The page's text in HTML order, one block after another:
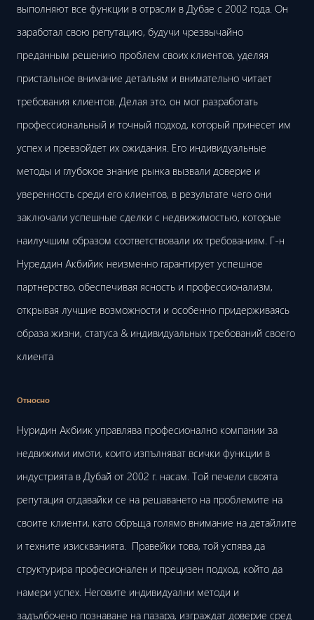
выполняют все функции в отрасли в Дубае с 2002 года. Он
заработал свою репутацию, будучи чрезвычайно
преданным решению проблем своих клиентов, уделяя
пристальное внимание детальям и внимательно читает
требования клиентов. Делая это, он мог разработать
профессиональный и точный подход, который принесет им
успех и превзойдет их ожидания. Его индивидуальные
методы и глубокое знание рынка вызвали доверие и
уверенность среди его клиентов, в результате чего они
заключали успешные сделки с недвижимостью, которые
наилучшим образом соответствовали их требованиям. Г-н
Нуреддин Акбийик неизменно гарантирует успешное
партнерство, обеспечивая ясность и профессионализм,
открывая лучшие возможности и особенно придерживаясь
образа жизни, статуса & индивидуальных требований своего
клиента
Относно
Нуридин Акбиик управлява професионално компании за
недвижими имоти, които изпълняват всички функции в
индустрията в Дубай от 2002 г. насам. Той печели своята
репутация отдавайки се на решаването на проблемите на
своите клиенти, като обръща голямо внимание на детайлите
и техните изискванията. Правейки това, той успява да
структурира професионален и прецизен подход, който да
намери успех. Неговите индивидуални методи и
задълбочено познаване на пазара, изграждат доверие сред